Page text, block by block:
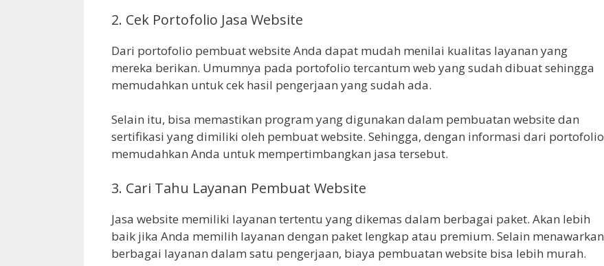
2. Cek Portofolio Jasa Website
Dari portofolio pembuat website Anda dapat mudah menilai kualitas layanan yang
mereka berikan. Umumnya pada portofolio tercantum web yang sudah dibuat sehingga
memudahkan untuk cek hasil pengerjaan yang sudah ada.
Selain itu, bisa memastikan program yang digunakan dalam pembuatan website dan
sertifikasi yang dimiliki oleh pembuat website. Sehingga, dengan informasi dari portofolio
memudahkan Anda untuk mempertimbangkan jasa tersebut.
3. Cari Tahu Layanan Pembuat Website
Jasa website memiliki layanan tertentu yang dikemas dalam berbagai paket. Akan lebih
baik jika Anda memilih layanan dengan paket lengkap atau premium. Selain menawarkan
berbagai layanan dalam satu pengerjaan, biaya pembuatan website bisa lebih murah.